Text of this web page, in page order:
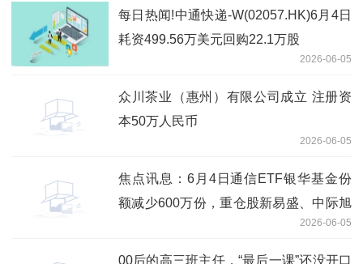
每日热闻!中通快递-W(02057.HK)6月4日
耗资499.56万美元回购22.1万股
2026-06-05
众川茶业（惠州）有限公司成立 注册资
本50万人民币
2026-06-05
焦点讯息：6月4日通信ETF银华基金份
额减少600万份，重仓股新易盛、中际旭
2026-06-05
00后的高三班主任，“最后一课”还没开口